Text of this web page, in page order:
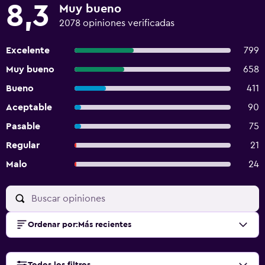
8,3 Muy bueno
2078 opiniones verificadas
Excelente
799
Muy bueno
658
Bueno
411
Aceptable
90
Pasable
75
Regular
21
Malo
24
Ordenar por: Más recientes